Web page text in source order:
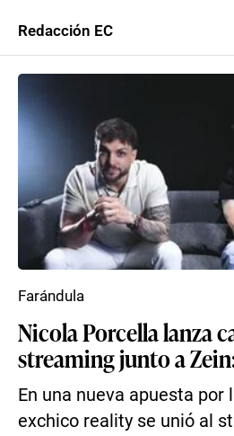
Redacción EC
Nicola Porcella lanza
streaming junto a
En una nueva apuesta por
exchico reality se unió al
Farándula